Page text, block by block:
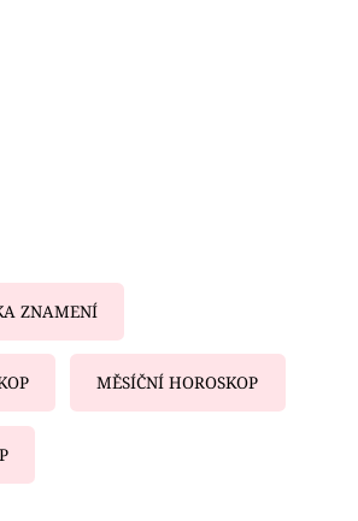
ZNAMENÍ
MĚSÍČNÍ HOROSKOP